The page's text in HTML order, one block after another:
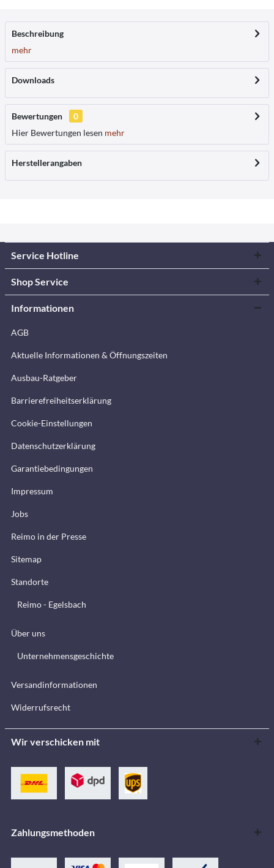
Beschreibung
mehr
Downloads
Bewertungen
0
Hier Bewertungen lesen mehr
Herstellerangaben
Service Hotline
Shop Service
Informationen
AGB
Aktuelle Informationen & Öffnungszeiten
Ausbau-Ratgeber
Barrierefreiheitserklärung
Cookie-Einstellungen
Datenschutzerklärung
Garantiebedingungen
Impressum
Jobs
Reimo in der Presse
Sitemap
Standorte
Reimo - Egelsbach
Über uns
Unternehmensgeschichte
Versandinformationen
Widerrufsrecht
Wir verschicken mit
Zahlungsmethoden